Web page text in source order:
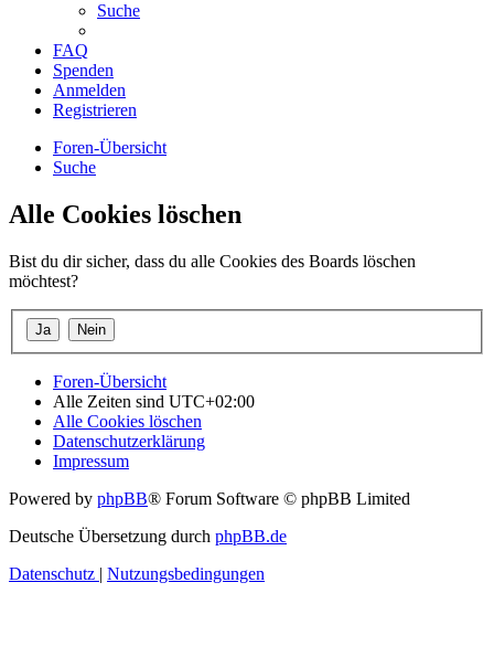
Suche
FAQ
Spenden
Anmelden
Registrieren
Foren-Übersicht
Suche
Alle Cookies löschen
Bist du dir sicher, dass du alle Cookies des Boards löschen
möchtest?
Foren-Übersicht
Alle Zeiten sind UTC+02:00
Alle Cookies löschen
Datenschutzerklärung
Impressum
Powered by phpBB® Forum Software © phpBB Limited
Deutsche Übersetzung durch phpBB.de
Datenschutz | Nutzungsbedingungen